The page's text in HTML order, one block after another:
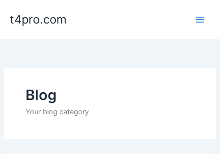
content
t4pro.com
Blog
Your blog category